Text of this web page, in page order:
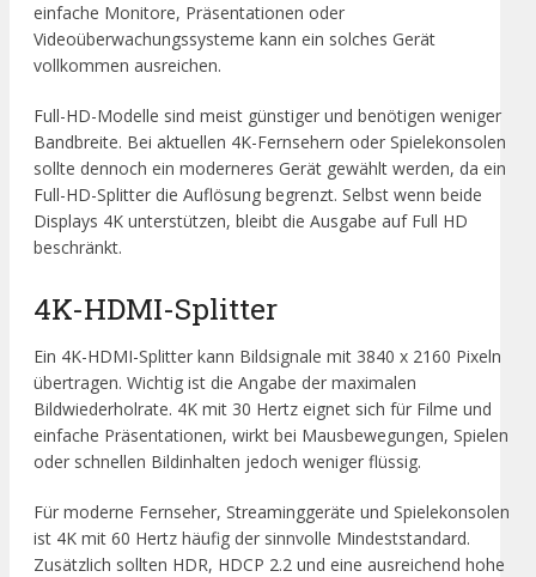
einfache Monitore, Präsentationen oder
Videoüberwachungssysteme kann ein solches Gerät
vollkommen ausreichen.
Full-HD-Modelle sind meist günstiger und benötigen weniger
Bandbreite. Bei aktuellen 4K-Fernsehern oder Spielekonsolen
sollte dennoch ein moderneres Gerät gewählt werden, da ein
Full-HD-Splitter die Auflösung begrenzt. Selbst wenn beide
Displays 4K unterstützen, bleibt die Ausgabe auf Full HD
beschränkt.
4K-HDMI-Splitter
Ein 4K-HDMI-Splitter kann Bildsignale mit 3840 x 2160 Pixeln
übertragen. Wichtig ist die Angabe der maximalen
Bildwiederholrate. 4K mit 30 Hertz eignet sich für Filme und
einfache Präsentationen, wirkt bei Mausbewegungen, Spielen
oder schnellen Bildinhalten jedoch weniger flüssig.
Für moderne Fernseher, Streaminggeräte und Spielekonsolen
ist 4K mit 60 Hertz häufig der sinnvolle Mindeststandard.
Zusätzlich sollten HDR, HDCP 2.2 und eine ausreichend hohe